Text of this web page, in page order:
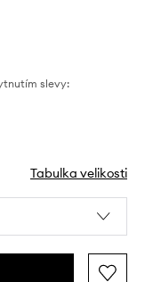
slevy:
Tabulka velikosti